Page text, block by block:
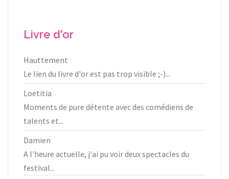
Livre d'or
Hauttement
Le lien du livre d'or est pas trop visible ;-)...
Loetitia
Moments de pure détente avec des comédiens de
talents et...
Damien
A l'heure actuelle, j'ai pu voir deux spectacles du
festival...